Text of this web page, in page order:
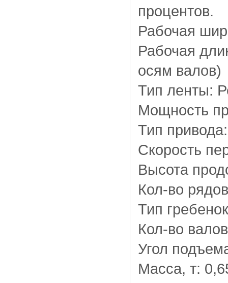
процентов.
Рабочая
Рабочая
осям валов)
Тип ленты:
Мощность
Тип
Скорость
Высота
Кол-во
Тип
Кол-во
Угол
Масса, т: